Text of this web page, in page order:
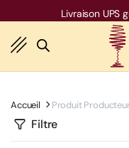
Livraison UPS
Accueil Produit
Filtre